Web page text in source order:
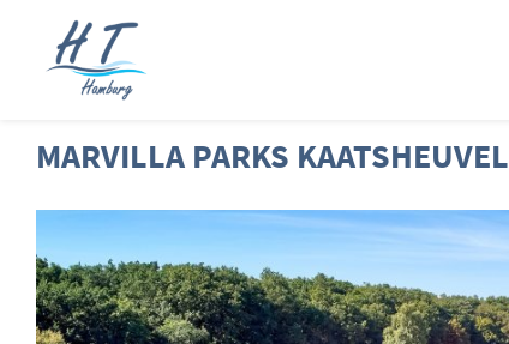
MARVILLA PARKS KAATSHEUVEL